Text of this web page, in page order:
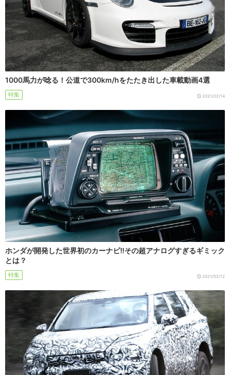
1000馬力が唸る！公道で300km/hをたたき出した車載動画4選
特集 2021/02/14
ホンダが開発した世界初のカーナビ!!その超アナログすぎるギミック
とは？
特集 2021/02/12